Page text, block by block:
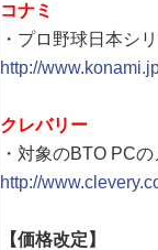
コナミ
・プロ野球日本シ
http://
クレバリー
・対象のBTO PC
http://
【価格改定】